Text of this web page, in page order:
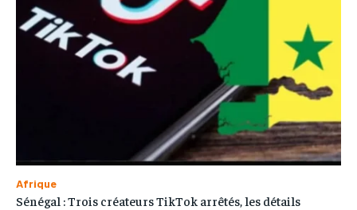
Afrique
Sénégal : Trois créateurs TikTok arrêtés, les détails